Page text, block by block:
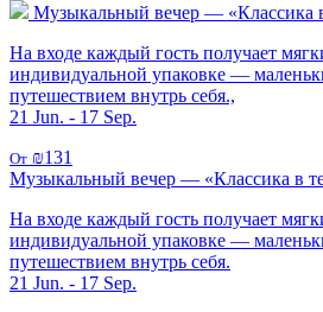
Музыкальный вечер — «Классика
На входе каждый гость получает
индивидуальной упаковке —
путешествием внутрь себя.,
21 Jun. - 17 Sep.
От ₪131
Музыкальный вечер — «Классика в
На входе каждый гость получает
индивидуальной упаковке —
путешествием внутрь себя.
21 Jun. - 17 Sep.